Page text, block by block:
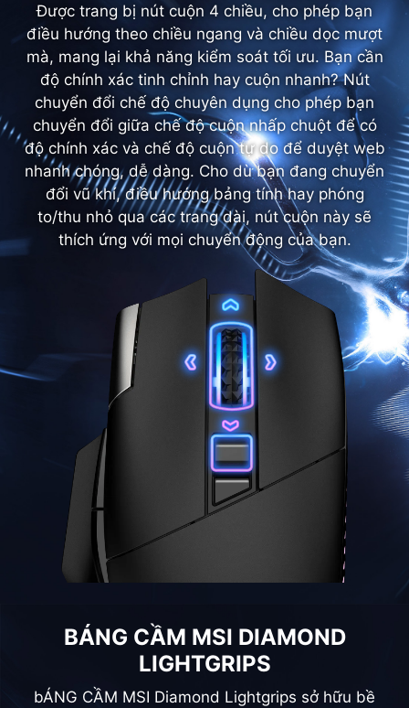
Được trang bị nút cuộn 4 chiều, cho phép bạn
điều hướng theo chiều ngang và chiều dọc mượt
mà, mang lại khả năng kiểm soát tối ưu. Bạn cần
độ chính xác tinh chỉnh hay cuộn nhanh? Nút
chuyển đổi chế độ chuyên dụng cho phép bạn
chuyển đổi giữa chế độ cuộn nhấp chuột để có
độ chính xác và chế độ cuộn tự do để duyệt web
nhanh chóng, dễ dàng. Cho dù bạn đang chuyển
đổi vũ khí, điều hướng bảng tính hay phóng
to/thu nhỏ qua các trang dài, nút cuộn này sẽ
thích ứng với mọi chuyển động của bạn.
BÁNG CẦM MSI DIAMOND
LIGHTGRIPS
bÁNG CẦM MSI Diamond Lightgrips sở hữu bề